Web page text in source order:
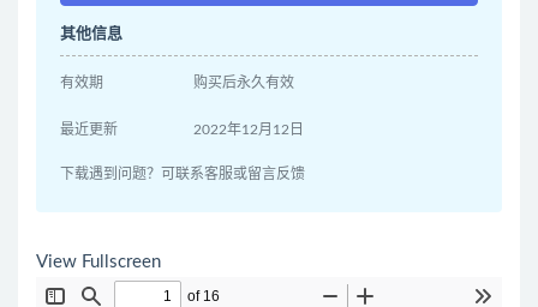
其他信息
有效期 购买后永久有效
最近更新 2022年12月12日
下载遇到问题？可联系客服或留言反馈
View Fullscreen